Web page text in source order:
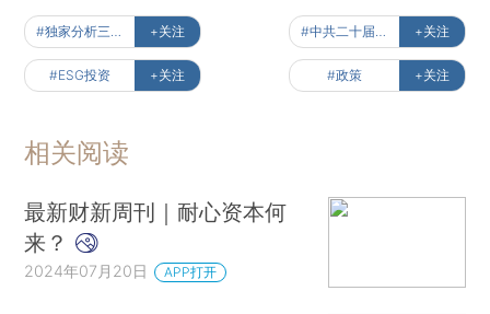
+关注 +关注
#ESG投资 +关注 #政策 +关注
相关阅读
最新财新周刊｜耐心资本何
来？
2024年07月20日 APP打开